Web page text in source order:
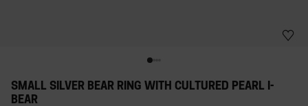
SMALL SILVER BEAR RING WITH CULTURED PEARL I-
BEAR